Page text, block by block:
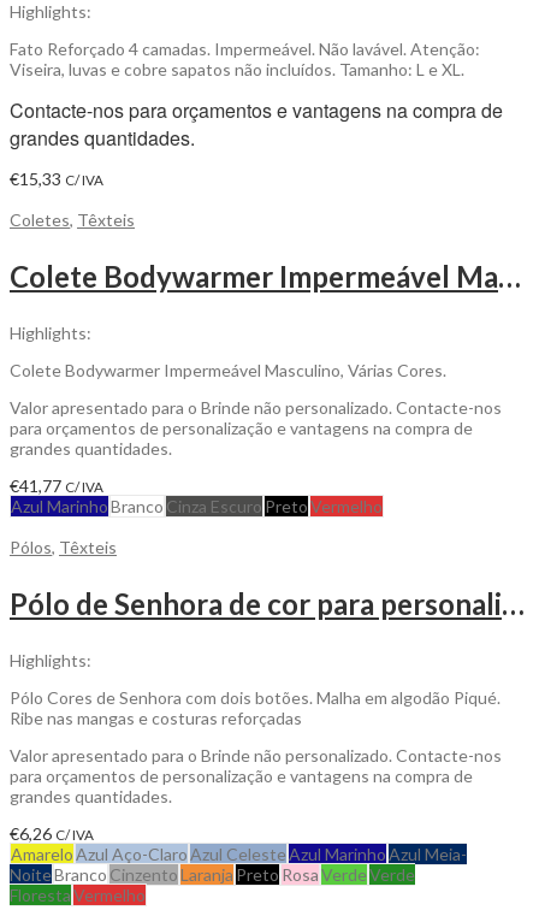
Highlights:
Fato Reforçado 4 camadas. Impermeável. Não lavável. Atenção:
Viseira, luvas e cobre sapatos não incluídos. Tamanho: L e XL.
Contacte-nos para orçamentos e vantagens na compra de
grandes quantidades.
€15,33 C/ IVA
Coletes, Têxteis
Colete Bodywarmer Impermeável Masculino para ser Personalizado
Highlights:
Colete Bodywarmer Impermeável Masculino, Várias Cores.
Valor apresentado para o Brinde não personalizado. Contacte-nos
para orçamentos de personalização e vantagens na compra de
grandes quantidades.
€41,77 C/ IVA
Azul MarinhoBranco Cinza Escuro PretoVermelho
Pólos, Têxteis
Pólo de Senhora de cor para personalizar
Highlights:
Pólo Cores de Senhora com dois botões. Malha em algodão Piqué.
Ribe nas mangas e costuras reforçadas
Valor apresentado para o Brinde não personalizado. Contacte-nos
para orçamentos de personalização e vantagens na compra de
grandes quantidades.
€6,26 C/ IVA
AmareloAzul Aço-ClaroAzul CelesteAzul MarinhoAzul Meia-
NoiteBranco CinzentoLaranja Preto RosaVerdeVerde
FlorestaVermelho